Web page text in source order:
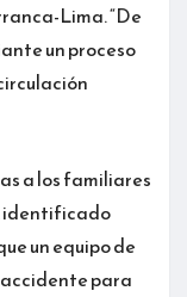
Lima. “De
un proceso
a los familiares
identificado
un equipo de
para